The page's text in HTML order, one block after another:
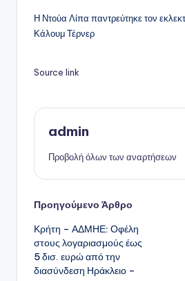
Η Ντούα Λίπα παντρεύτηκε τον
Κάλουμ Τέρνερ
Source link
admin
Προβολή όλων των αναρτήσεων
Πλοήγηση
δημοσιεύσεων
Προηγούμενο Άρθρο
Κρήτη – ΑΔΜΗΕ: Οφέλη
στους λογαριασμούς έως
5 δισ. ευρώ από την
διασύνδεση Ηράκλειο –